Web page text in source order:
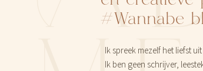
Ik spreek mezelf het liefst
Ik ben geen schrijver,
#Wannabe